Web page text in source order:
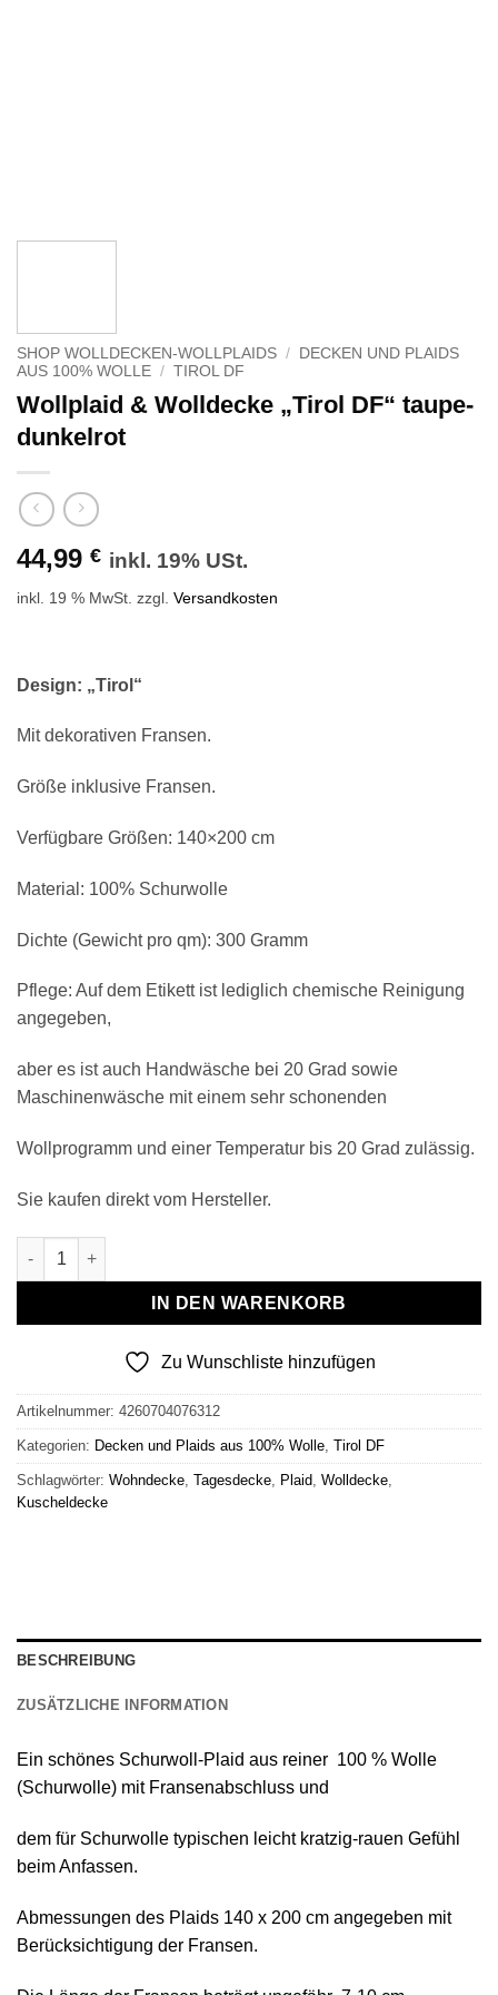
SHOP WOLLDECKEN-WOLLPLAIDS /
DECKEN UND PLAIDS
AUS 100% WOLLE / TIROL DF
Wollplaid & Wolldecke „Tirol DF“ taupe-
dunkelrot
44,99 € inkl. 19% USt.
inkl. 19 % MwSt. zzgl. Versandkosten
Design: „Tirol“
Mit dekorativen Fransen.
Größe inklusive Fransen.
Verfügbare Größen: 140×200 cm
Material: 100% Schurwolle
Dichte (Gewicht pro qm): 300 Gramm
Pflege: Auf dem Etikett ist lediglich chemische Reinigung
angegeben,
aber es ist auch Handwäsche bei 20 Grad sowie
Maschinenwäsche mit einem sehr schonenden
Wollprogramm und einer Temperatur bis 20 Grad zulässig.
Sie kaufen direkt vom Hersteller.
Wollplaid & Wolldecke "Tirol DF" taupe-dunkelrot Menge
IN DEN WARENKORB
Zu Wunschliste hinzufügen
Artikelnummer: 4260704076312
Kategorien: Decken und Plaids aus 100% Wolle Tirol DF
Schlagwörter: Wohndecke Tagesdecke Plaid Wolldecke
Kuscheldecke
BESCHREIBUNG
ZUSÄTZLICHE INFORMATION
Ein schönes Schurwoll-Plaid aus reiner 100 % Wolle
(Schurwolle) mit Fransenabschluss und
dem für Schurwolle typischen leicht kratzig-rauen Gefühl
beim Anfassen.
Abmessungen des Plaids 140 х 200 cm angegeben mit
Berücksichtigung der Fransen.